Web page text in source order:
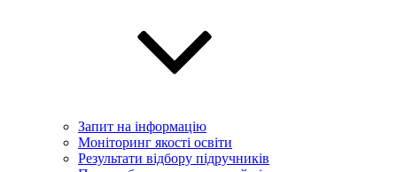
Запит на інформацію
Моніторинг якості освіти
Результати відбору підручників